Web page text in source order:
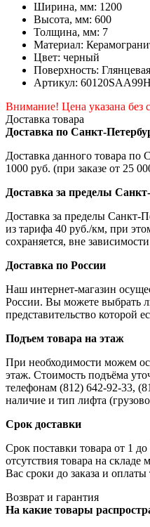
Ширина, мм: 1200
Высота, мм: 600
Толщина, мм: 7
Материал:
Цвет: черный
Поверхность: Глянцевая
Артикул:
Внимание! Цена указана без
Доставка товара
Доставка по Санкт-
Доставка данного товара по
1000 руб. (при заказе от 25
Доставка за пределы
Доставка за пределы Санкт-
из тарифа 40 руб./км, при
сохраняется, вне
Доставка по России
Наш интернет-магазин
России. Вы можете выбрать
представительство которой
Подъем товара на этаж
При необходимости можем
этаж. Стоимость подъёма
телефонам (812) 642-92-33,
наличие и тип лифта
Срок доставки
Срок поставки товара от 1
отсутствия товара на
Вас сроки до заказа и оплаты
Возврат и гарантия
На какие товары